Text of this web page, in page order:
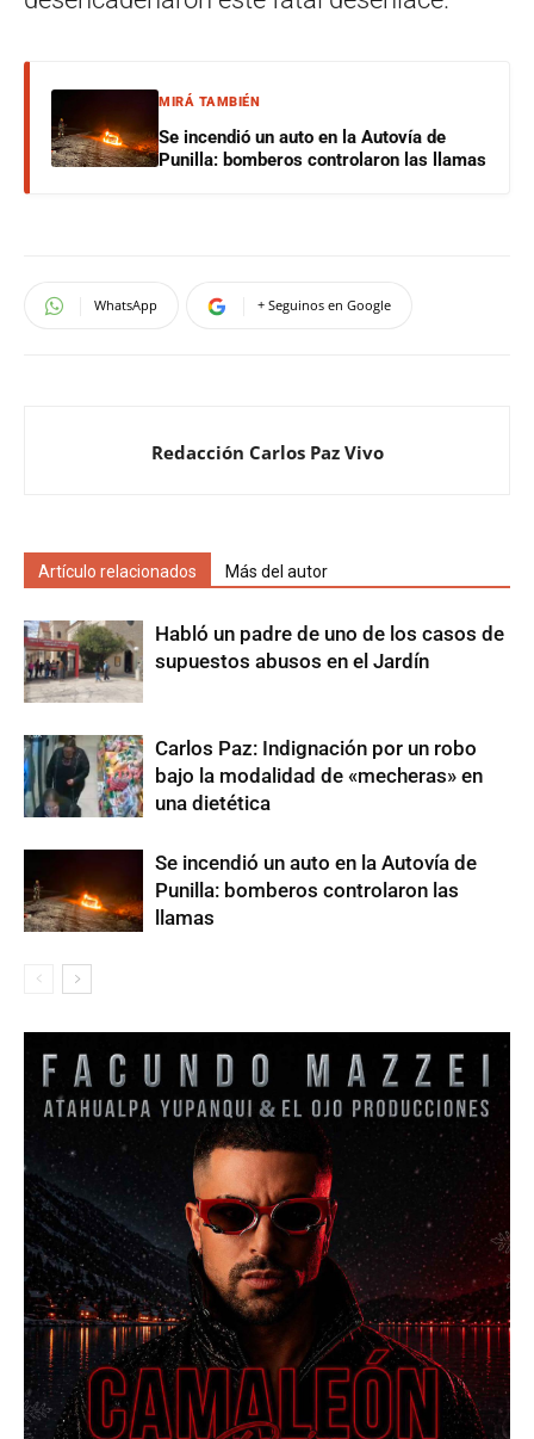
MIRÁ TAMBIÉN
Se incendió un auto en la Autovía de
Punilla: bomberos controlaron las llamas
WhatsApp + Seguinos en Google
Redacción Carlos Paz Vivo
Artículo relacionados Más del autor
Habló un padre de uno de los casos de
supuestos abusos en el Jardín
Carlos Paz: Indignación por un robo
bajo la modalidad de «mecheras» en
una dietética
Se incendió un auto en la Autovía de
Punilla: bomberos controlaron las
llamas